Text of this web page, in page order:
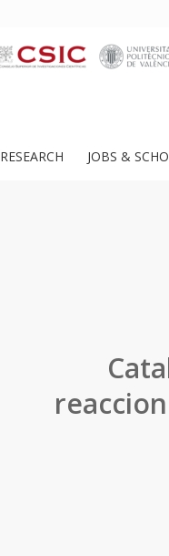
RESEARCH JOBS &